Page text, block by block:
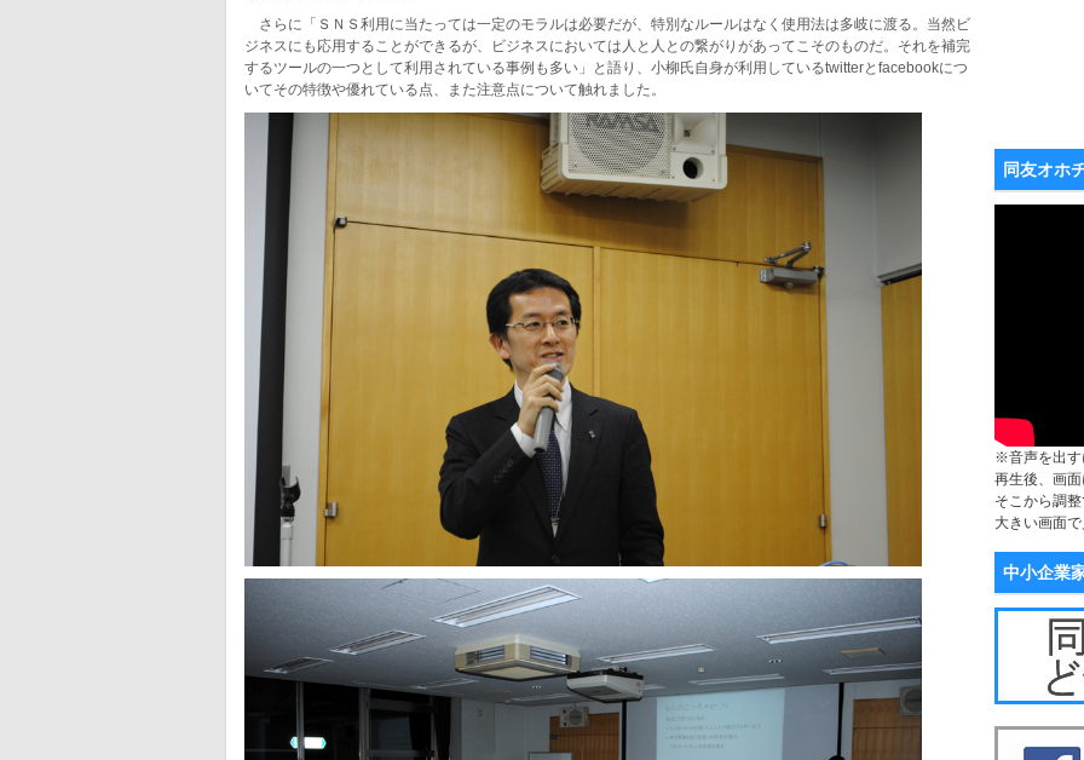
さらに「ＳＮＳ利用に当たっては一定のモラルは必要だが、特別なルールはなく使用法は多岐に渡る。当然ビ
ジネスにも応用することができるが、ビジネスにおいては人と人との繋がりがあってこそのものだ。それを補完
するツールの一つとして利用されている事例も多い」と語り、小柳氏自身が利用しているtwitterとfacebookにつ
いてその特徴や優れている点、また注意点について触れました。
同友オホ
※音声を出
再生後、画
そこから調
大きい画面
中小企業